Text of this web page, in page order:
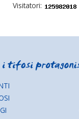
Visitatori: